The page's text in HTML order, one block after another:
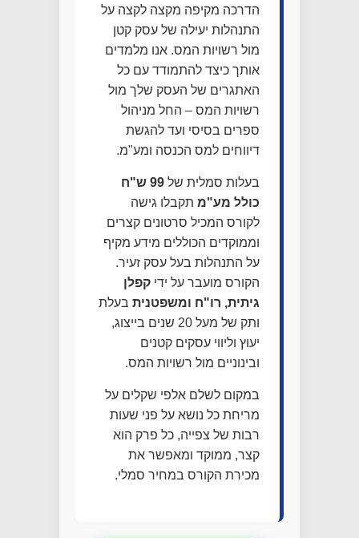
הדרכה מקיפה מקצה לקצה על
התנהלות יעילה של עסק קטן
מול רשויות המס. אנו מלמדים
אותך כיצד להתמודד עם כל
האתגרים של העסק שלך מול
רשויות המס – החל מניהול
ספרים בסיסי ועד להגשת
דיווחים למס הכנסה ומע"מ.
בעלות סמלית של
99 ש"ח
כולל מע"מ תקבלו גישה
לקורס המכיל סרטונים קצרים
וממוקדים הכוללים מידע מקיף
על התנהלות בעל עסק זעיר.
הקורס מועבר על ידי קפלן
גיתית, רו"ח ומשפטנית בעלת
ותק של מעל 20 שנים בייצוג,
יעוץ וליווי עסקים קטנים
ובינוניים מול רשויות המס.
במקום לשלם אלפי שקלים על
מריחת כל נושא על פני שעות
רבות של צפייה, כל פרק הוא
קצר, ממוקד ומאפשר את
מכירת הקורס במחיר סמלי.